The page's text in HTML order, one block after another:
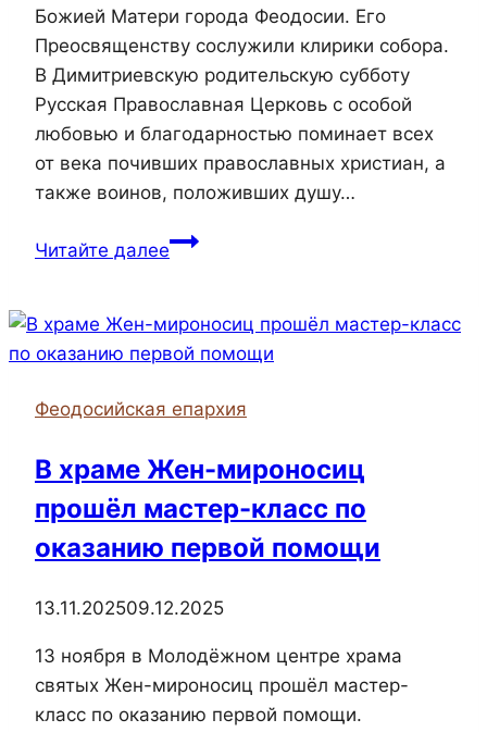
Божией Матери города Феодосии. Его
Преосвященству сослужили клирики собора.
В Димитриевскую родительскую субботу
Русская Православная Церковь с особой
любовью и благодарностью поминает всех
от века почивших православных христиан, а
также воинов, положивших душу…
Читайте далееЕпископ
всенощное
бдение
соборе
иконы
Божией
Феодосийская епархия
В храме Жен-мироносиц
прошёл мастер-класс по
оказанию первой помощи
13.11.202509.12.2025
13 ноября в Молодёжном центре храма
святых Жен-мироносиц прошёл мастер-
класс по оказанию первой помощи.